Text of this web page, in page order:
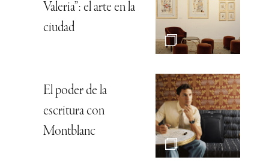
Valeria”: el arte en la
ciudad
El poder de la
escritura con
Montblanc